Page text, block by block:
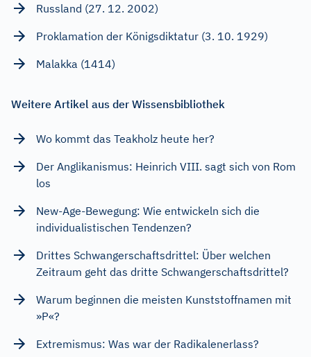
Russland (27. 12. 2002)
Proklamation der Königsdiktatur (3. 10. 1929)
Malakka (1414)
Weitere Artikel aus der Wissensbibliothek
Wo kommt das Teakholz heute her?
Der Anglikanismus: Heinrich VIII. sagt sich von Rom
los
New-Age-Bewegung: Wie entwickeln sich die
individualistischen Tendenzen?
Drittes Schwangerschaftsdrittel: Über welchen
Zeitraum geht das dritte Schwangerschaftsdrittel?
Warum beginnen die meisten Kunststoffnamen mit
»P«?
Extremismus: Was war der Radikalenerlass?